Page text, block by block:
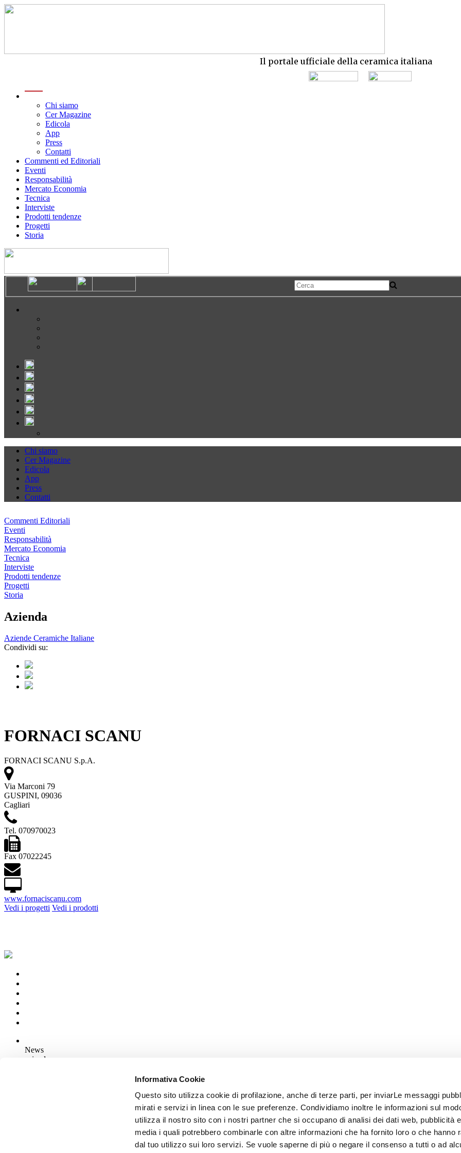
Informativa Cookie
Questo sito utilizza cookie di profilazione, anche di terze parti, per inviarLe messaggi
mirati e servizi in linea con le sue preferenze. Condividiamo inoltre le informazioni sul
utilizza il nostro sito con i nostri partner che si occupano di analisi dei dati web, pubblicità
media i quali potrebbero combinarle con altre informazioni che ha fornito loro o che hanno
dal tuo utilizzo sui loro servizi. Se vuole saperne di più o negare il consenso a tutti o ad
Il portale ufficiale della ceramica italiana
Chi siamo
Cer Magazine
Edicola
App
Press
Contatti
Commenti ed Editoriali
Eventi
Responsabilità
Mercato Economia
Tecnica
Interviste
Prodotti tendenze
Progetti
Storia
Chi siamo
Cer Magazine
Edicola
App
Press
Contatti
Commenti Editoriali
Eventi
Responsabilità
Mercato Economia
Tecnica
Interviste
Prodotti tendenze
Progetti
Storia
Azienda
Aziende Ceramiche Italiane
Condividi su:
FORNACI SCANU
FORNACI SCANU S.p.A.
Via Marconi 79
GUSPINI, 09036
Cagliari
Tel. 070970023
Fax 07022245
www.fornaciscanu.com
Vedi i progetti Vedi i prodotti
News
aziende